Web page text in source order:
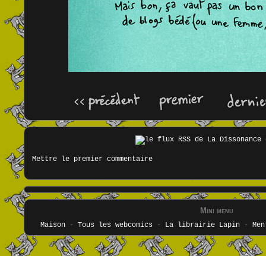
Mettre le premier commentaire
Mini menu
Maison- Tous les webcomics - La librairie Lapin-